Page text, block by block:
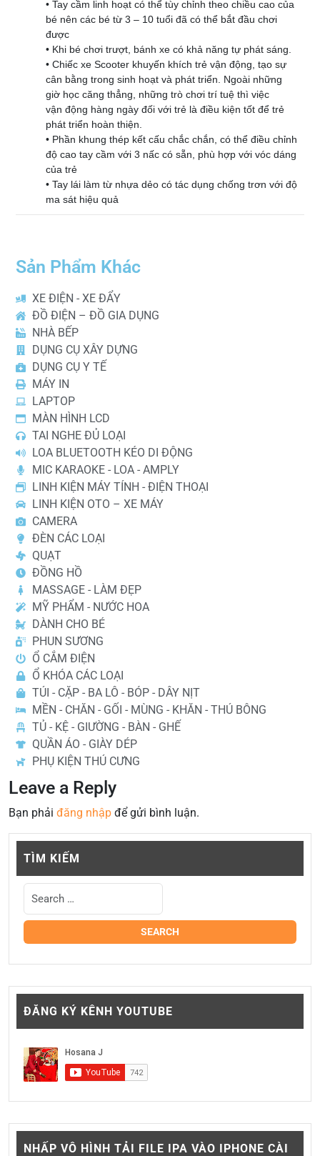
• Tay cầm linh hoạt có thể tùy chỉnh theo chiều cao của
bé nên các bé từ 3 – 10 tuổi đã có thể bắt đầu chơi
được
• Khi bé chơi trượt, bánh xe có khả năng tự phát sáng.
• Chiếc xe Scooter khuyến khích trẻ vận động, tạo sự
cân bằng trong sinh hoạt và phát triển. Ngoài những
giờ học căng thẳng, những trò chơi trí tuệ thì việc
vận động hàng ngày đối với trẻ là điều kiện tốt để trẻ
phát triển hoàn thiện.
• Phần khung thép kết cấu chắc chắn, có thể điều chỉnh
độ cao tay cầm với 3 nấc có sẵn, phù hợp với vóc dáng
của trẻ
• Tay lái làm từ nhựa dẻo có tác dụng chống trơn với độ
ma sát hiệu quả
Sản Phẩm Khác
XE ĐIỆN - XE ĐẨY
ĐỒ ĐIỆN – ĐỒ GIA DỤNG
NHÀ BẾP
DỤNG CỤ XÂY DỰNG
DỤNG CỤ Y TẾ
MÁY IN
LAPTOP
MÀN HÌNH LCD
TAI NGHE ĐỦ LOẠI
LOA BLUETOOTH KÉO DI ĐỘNG
MIC KARAOKE - LOA - AMPLY
LINH KIỆN MÁY TÍNH - ĐIỆN THOẠI
LINH KIỆN OTO – XE MÁY
CAMERA
ĐÈN CÁC LOẠI
QUẠT
ĐỒNG HỒ
MASSAGE - LÀM ĐẸP
MỸ PHẨM - NƯỚC HOA
DÀNH CHO BÉ
PHUN SƯƠNG
Ổ CẮM ĐIỆN
Ổ KHÓA CÁC LOẠI
TÚI - CẶP - BA LÔ - BÓP - DÂY NỊT
MỀN - CHĂN - GỐI - MÙNG - KHĂN - THÚ BÔNG
TỦ - KỆ - GIƯỜNG - BÀN - GHẾ
QUẦN ÁO - GIÀY DÉP
PHỤ KIỆN THÚ CƯNG
Leave a Reply
Bạn phải đăng nhập để gửi bình luận.
TÌM KIẾM
ĐĂNG KÝ KÊNH YOUTUBE
NHẤP VÔ HÌNH TẢI FILE IPA VÀO IPHONE CÀI